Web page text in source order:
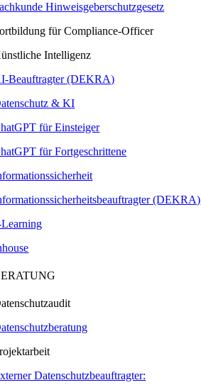
Hinweisgeberschutzgesetz
für Compliance-Officer
Intelligenz
Beauftragter (DEKRA)
& KI
für Einsteiger
für Fortgeschrittene
(DEKRA)
Learning
Datenschutzbeauftragter: